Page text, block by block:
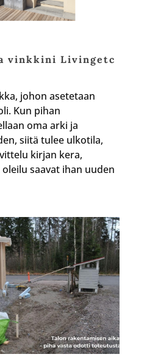
vinkkini Livingetc
johon asetetaan
Kun pihan
oma arki ja
siitä tulee ulkotila,
kirjan kera,
saavat ihan uuden